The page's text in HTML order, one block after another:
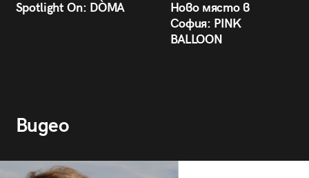
Spotlight On: DÒMA
Ново място в
София: PINK
BALLOON
Видео